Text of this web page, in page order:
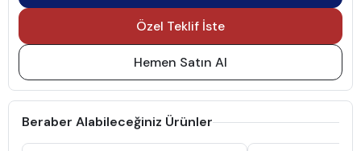
Özel Teklif İste
Hemen Satın Al
Beraber Alabileceğiniz Ürünler